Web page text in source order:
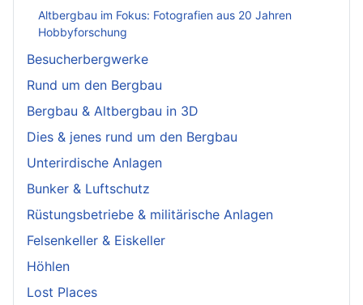
Altbergbau im Fokus: Fotografien aus 20 Jahren
Hobbyforschung
Besucherbergwerke
Rund um den Bergbau
Bergbau & Altbergbau in 3D
Dies & jenes rund um den Bergbau
Unterirdische Anlagen
Bunker & Luftschutz
Rüstungsbetriebe & militärische Anlagen
Felsenkeller & Eiskeller
Höhlen
Lost Places